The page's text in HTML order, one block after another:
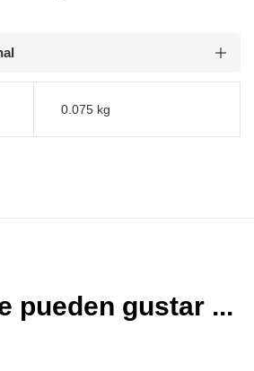
0.075 kg
pueden gustar ...